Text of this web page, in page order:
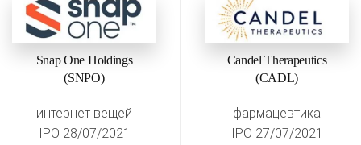
Snap One Holdings
(SNPO)
интернет вещей
IPO 28/07/2021
Candel Therapeutics
(CADL)
фармацевтика
IPO 27/07/2021